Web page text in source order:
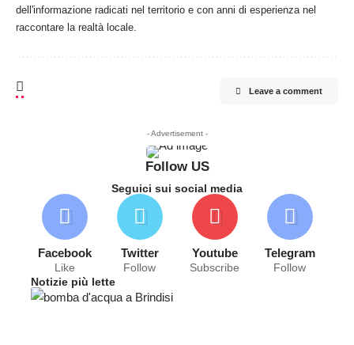
dell'informazione radicati nel territorio e con anni di esperienza nel
raccontare la realtà locale.
Leave a comment
- Advertisement -
Follow US
Seguici sui social media
Facebook
Like
Twitter
Follow
Youtube
Subscribe
Telegram
Follow
Notizie più lette